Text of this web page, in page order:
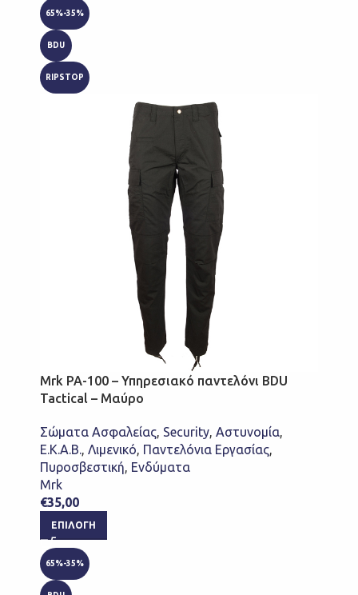
65%-35%
BDU
RIPSTOP
Mrk PA-100 – Υπηρεσιακό παντελόνι BDU
Tactical – Μαύρο
Σώματα Ασφαλείας, Security, Αστυνομία,
Ε.Κ.Α.Β., Λιμενικό, Παντελόνια Εργασίας,
Πυροσβεστική, Ενδύματα
Mrk
€35,00
ΕΠΙΛΟΓΉ
65%-35%